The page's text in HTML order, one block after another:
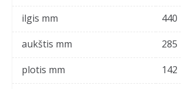
ilgis mm
440
aukštis mm
285
plotis mm
142